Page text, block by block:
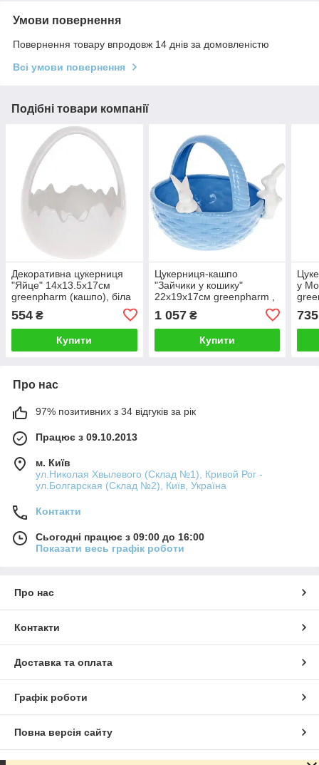
Умови повернення
Повернення товару впродовж 14 днів за домовленістю
Всі умови повернення
Подібні товари компанії
Декоративна цукерниця
"Яйце" 14х13.5х17см
greenpharm (кашпо), біла
554 ₴
Купити
Цукерниця-кашпо
"Зайчики у кошику"
22х19х17см greenpharm ,
білим
1 057₴
Купити
у
735
Про нас
97% позитивних з 34 відгуків за рік
Працює з 09.10.2013
м. Київ
ул.Николая Хвылевого (Склад №1), Кривой Рог -
ул.Болгарская (Склад №2), Київ, Україна
Контакти
Сьогодні працює з 09:00 до 16:00
Показати весь графік роботи
Про нас
Контакти
Доставка та оплата
Графік роботи
Повна версія сайту